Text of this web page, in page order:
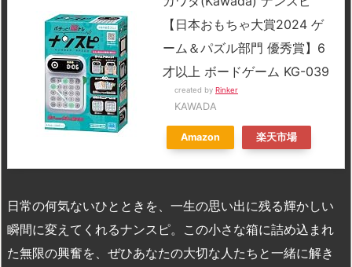
【日本おもちゃ大賞2024 ゲ
ーム＆パズル部門 優秀賞】6
才以上 ボードゲーム KG-039
created by Rinker
KAWADA
Amazon 楽天市場
日常の何気ないひとときを、一生の思い出に残る輝かしい
瞬間に変えてくれるナンスピ。この小さな箱に詰め込まれ
た無限の興奮を、ぜひあなたの大切な人たちと一緒に解き